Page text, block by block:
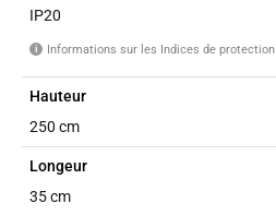
IP20
i Informations sur les Indices de protection
Hauteur
250 cm
Longeur
35 cm